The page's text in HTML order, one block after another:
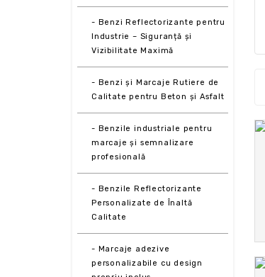
- Benzi Reflectorizante pentru
Industrie – Siguranță și
Vizibilitate Maximă
- Benzi și Marcaje Rutiere de
Calitate pentru Beton și Asfalt
- Benzile industriale pentru
marcaje și semnalizare
profesională
- Benzile Reflectorizante
Personalizate de Înaltă
Calitate
- Marcaje adezive
personalizabile cu design